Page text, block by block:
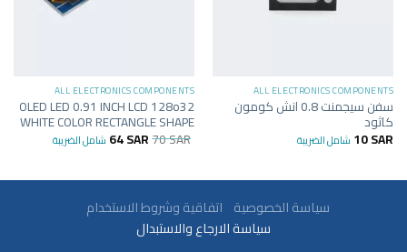
ALL ELECTRONICS COMPONENTS
سفن سيجمنت 0.8 انش كومون
كاثود
10SAR شامل الضريبة
ALL ELECTRONICS COMPONENTS
OLED LED 0.91 INCH LCD 128o32
WHITE COLOR RECTANGLE SHAPE
70SAR
64SAR شامل الضريبة
سياسة الخصوصية اتفاقية وشروط الاستخدام
سياسة الارجاع والاستبدال